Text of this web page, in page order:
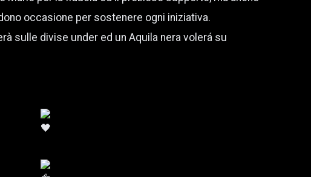
occasione per sostenere ogni iniziativa.
sulle divise under ed un Aquila nera volerá su